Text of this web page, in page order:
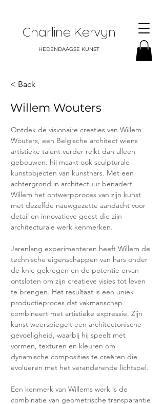
Charline Kervyn
HEDENDAAGSE KUNST
< Back
Willem Wouters
Ontdek de visionaire creaties van Willem
Wouters, een Belgische architect wiens
artistieke talent verder reikt dan alleen
gebouwen: hij maakt ook sculpturale
kunstobjecten van kunsthars. Met een
achtergrond in architectuur benadert
Willem het ontwerpproces van zijn kunst
met dezelfde nauwgezette aandacht voor
detail en innovatieve geest die zijn
architecturale werk kenmerken.
Jarenlang experimenteren heeft Willem de
technische eigenschappen van hars onder
de knie gekregen en de potentie ervan
ontsloten om zijn creatieve visies tot leven
te brengen. Het resultaat is een uniek
productieproces dat vakmanschap
combineert met artistieke expressie. Zijn
kunst weerspiegelt een architectonische
gevoeligheid, waarbij hij speelt met
vormen, texturen en kleuren om
dynamische composities te creëren die
evolueren met het veranderende lichtspel.
Een kenmerk van Willems werk is de
combinatie van geometrische transparantie